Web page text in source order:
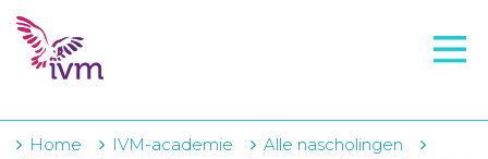
VMI
IVM-academie
Home IVM-academie
Alle nascholingen